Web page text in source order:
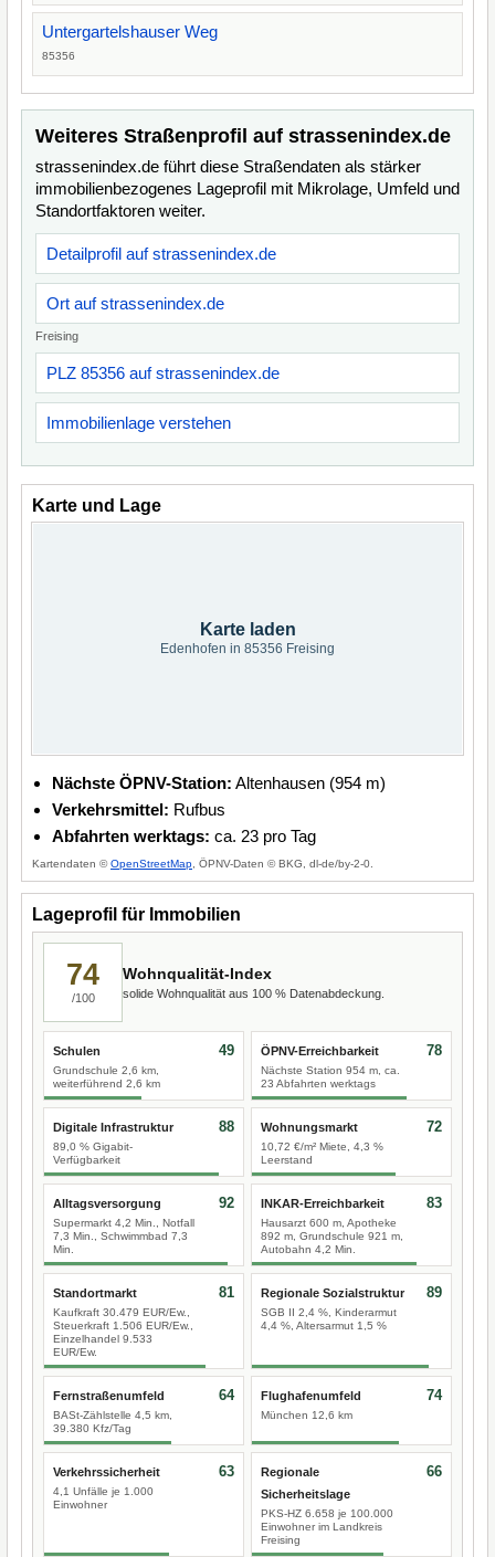
Untergartelshauser Weg
85356
Weiteres Straßenprofil auf strassenindex.de
strassenindex.de führt diese Straßendaten als stärker
immobilienbezogenes Lageprofil mit Mikrolage, Umfeld und
Standortfaktoren weiter.
Detailprofil auf strassenindex.de
Ort auf strassenindex.de
Freising
PLZ 85356 auf strassenindex.de
Immobilienlage verstehen
Karte und Lage
Karte laden
Edenhofen in 85356 Freising
Nächste ÖPNV-Station: Altenhausen (954 m)
Verkehrsmittel: Rufbus
Abfahrten werktags: ca. 23 pro Tag
Kartendaten ©OpenStreetMap , ÖPNV-Daten © BKG, dl-de/by-2-0.
Lageprofil für Immobilien
74
/100
Wohnqualität-Index
solide Wohnqualität aus 100 % Datenabdeckung.
Schulen
Grundschule 2,6 km,
weiterführend 2,6 km
49 ÖPNV-Erreichbarkeit
Nächste Station 954 m, ca.
23 Abfahrten werktags
78
Digitale Infrastruktur
89,0 % Gigabit-
Verfügbarkeit
88 Wohnungsmarkt
10,72 €/m² Miete, 4,3 %
Leerstand
72
Alltagsversorgung
Supermarkt 4,2 Min., Notfall
7,3 Min., Schwimmbad 7,3
Min.
92 INKAR-Erreichbarkeit
Hausarzt 600 m, Apotheke
892 m, Grundschule 921 m,
Autobahn 4,2 Min.
83
Standortmarkt
Kaufkraft 30.479 EUR/Ew.,
Steuerkraft 1.506 EUR/Ew.,
Einzelhandel 9.533
EUR/Ew.
81 Regionale Sozialstruktur
SGB II 2,4 %, Kinderarmut
4,4 %, Altersarmut 1,5 %
89
Fernstraßenumfeld
BASt-Zählstelle 4,5 km,
39.380 Kfz/Tag
64 Flughafenumfeld
München 12,6 km
74
Verkehrssicherheit
4,1 Unfälle je 1.000
Einwohner
63
Regionale
Sicherheitslage
PKS-HZ 6.658 je 100.000
Einwohner im Landkreis
Freising
66